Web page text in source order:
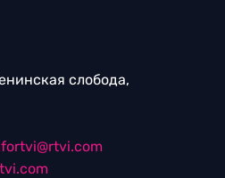
слобода,